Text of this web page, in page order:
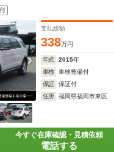
支払総額
338万円
年式 2015年
車検
車検整備付
保証
保証付
住所
福岡県福岡市東区
今すぐ在庫確認・見積依頼
電話する